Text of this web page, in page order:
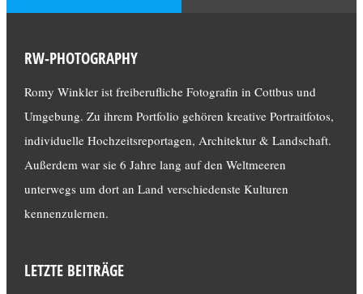
RW-PHOTOGRAPHY
Romy Winkler ist freiberufliche Fotografin in Cottbus und
Umgebung. Zu ihrem Portfolio gehören kreative Portraitfotos,
individuelle Hochzeitsreportagen, Architektur & Landschaft.
Außerdem war sie 6 Jahre lang auf den Weltmeeren
unterwegs um dort an Land verschiedenste Kulturen
kennenzulernen.
LETZTE BEITRÄGE